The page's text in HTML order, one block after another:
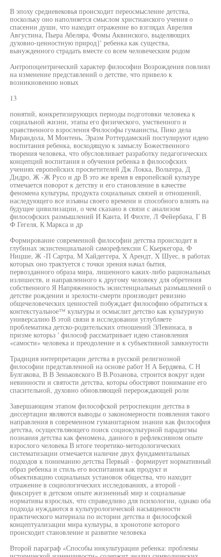
В эпоху средневековья происходит переосмысление детства,
поскольку оно наполняется смыслом христианского учения о
спасении души, что находит отражение во взглядах Аврелия
Августина, Пьера Абеляра, Фомы Аквинского, выделяющих
духовно-ценностную природ}' ребенка как существа,
вынужденного страдать вместе со всем человеческим родом
Антропоцентрический характер философии Возрождения повлиял
на изменение представлений о детстве, что привело к
возникновению новых
13
понятий, конкретизирующих периоды подготовки человека к
социальной жизни, этапы его физического, умственного и
нравственного взросления Философы гуманисты, Пико дела
Мирандола, М Монтень, Эразм Роттердамский постулируют идею
воспитания ребенка, восходящую к замыслу Божественного
творения человека, что обусловливает разработку педагогических
концепций воспитания и обучения ребенка в философских
учениях европейских просветителей Дж Локка, Вольтера, Д
Дидро, Ж -Ж Русо и др В это же время в европейской культуре
отмечается поворот к детству и его становление в качестве
феномена культуры, продукта социальных связей и отношений,
наследующего все изъяны своего времени и способного влиять на
будущее цивилизации, о чем сказано в связи с анализом
философских размышлений И Канта, И Фихте, Л Фейербаха, Г В
Ф Гегеля, К Маркса и др
Формирование современной философии детства происходит в
глубинах экзистенциальной саморефлексии С Кьеркегора, Ф
Ницше, Ж -П Сартра, М Хайдеггера, X Арендт, X Шуес, в работах
которых оно трактуется с точки зрения начал бытия,
первозданного образа мира, лишенного каких-либо рациональных
излишеств, и направленного к другому человеку для обретения
собственного Я Напряженность экзистенциальных размышлений о
детстве рождении и зрелости-смерти производит ревизию
общечеловеческих ценностей побуждает философию обратиться к
контекстуальное™ культуры и осмыслит детство как культурную
универсалию В этой связи в исследовании углубляете
проблематика детско-родительских отношений ЭЛевинаса, в
призме которьз ' философ рассматривает идею становления
«самости» человека и преодоление и к субъективной замкнутости
Традиция интерпретации детства в русской религиозной
философии представленной на основе работ Н А Бердяева, С Н
Булгакова, В В Зеньковского В В.Розанова, строится вокруг идеи
невинности и святости детства, которы обостряют понимание его
спасительной, духовно обновляющей перерождающей роли
Завершающим этапом философской ретроспекции детства в
диссертации являются выводы о закономерности появления такого
направления в современном гуманитарном знании как философия
детства, осуществляющего поиск социокультурной парадигмы
познания детства как феномена, данного в рефлексивном опыте
взрослого человека В итоге теоретико-методологических
систематизации отмечается наличие двух фундаментальных
подходов к пониманию детства Первый - формирует нормативный
образ ребенка и стиль его воспитания как продукт и
объективацию социальных установок общества, что находит
отражение в социологических исследованиях, а второй -
фиксирует в детском опыте жизненный мир и социальные
нормативы взрослых, что справедливо для психологии, однако оба
подхода нуждаются в культурологической насыщенности
практического материала по истории детства и философской
концептуализации мира культуры, в хронотопе которого
происходит становление и развитие человека
Второй параграф «Способы ннкультурации ребенка: проблемы